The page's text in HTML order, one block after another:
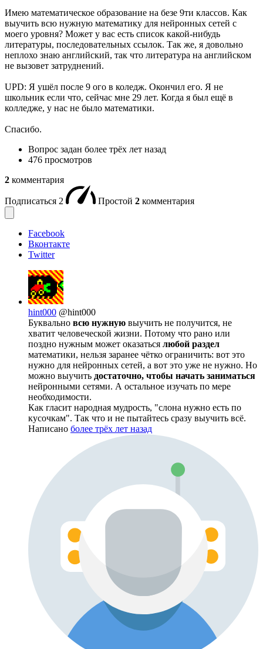
Имею математическое образование на безе 9ти классов. Как
выучить всю нужную математику для нейронных сетей с
моего уровня? Может у вас есть список какой-нибудь
литературы, последовательных ссылок. Так же, я довольно
неплохо знаю английский, так что литература на английском
не вызовет затруднений.
UPD: Я ушёл после 9 ого в коледж. Окончил его. Я не
школьник если что, сейчас мне 29 лет. Когда я был ещё в
колледже, у нас не было математики.
Спасибо.
Вопрос задан более трёх лет назад
476 просмотров
2 комментария
Подписаться 2 Простой 2 комментария
Facebook
Вконтакте
Twitter
hint000 @hint000
Буквально всю нужную выучить не получится, не
хватит человеческой жизни. Потому что рано или
поздно нужным может оказаться любой раздел
математики, нельзя заранее чётко ограничить: вот это
нужно для нейронных сетей, а вот это уже не нужно. Но
можно выучить достаточно, чтобы начать заниматься
нейронными сетями. А остальное изучать по мере
необходимости.
Как гласит народная мудрость, "слона нужно есть по
кусочкам". Так что и не пытайтесь сразу выучить всё.
Написано более трёх лет назад